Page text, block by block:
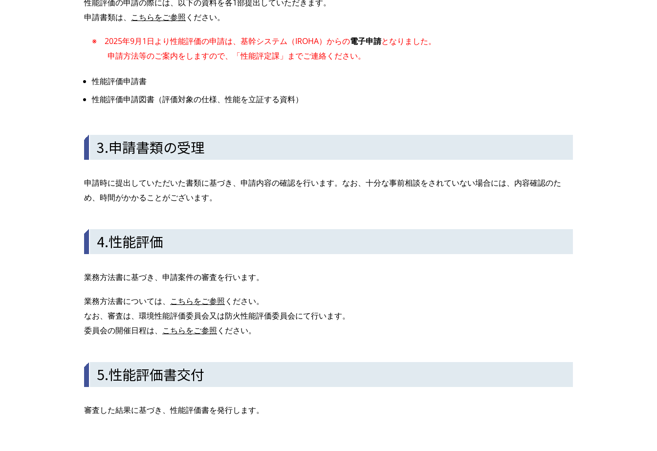
性能評価の申請の際には、以下の資料を各1部提出していただきます。
申請書類は、 こちらをご参照 ください。
※ 2025年9月1日より性能評価の申請は、基幹システム（IROHA）からの電子申請となりました。
申請方法等のご案内をしますので、「性能評定課」までご連絡ください。
性能評価申請書
性能評価申請図書（評価対象の仕様、性能を立証する資料）
3.申請書類の受理
申請時に提出していただいた書類に基づき、申請内容の確認を行います。なお、十分な事前相談をされていない場合には、内容確認のた
め、時間がかかることがございます。
4.性能評価
業務方法書に基づき、申請案件の審査を行います。
業務方法書については、 こちらをご参照 ください。
なお、審査は、環境性能評価委員会又は防火性能評価委員会にて行います。
委員会の開催日程は、 こちらをご参照 ください。
5.性能評価書交付
審査した結果に基づき、性能評価書を発行します。